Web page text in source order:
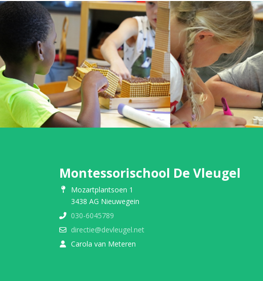
Montessorischool De Vleugel
Mozartplantsoen 1
3438 AG Nieuwegein
030-6045789
directie@devleugel.net
Carola van Meteren